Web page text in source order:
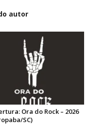
autor
Ora do Rock – 2026
SC)